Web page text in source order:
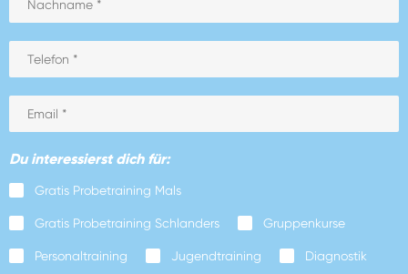
Du interessierst dich für:
Gratis Probetraining Mals
Gratis Probetraining Schlanders Gruppenkurse
Personaltraining Jugendtraining Diagnostik